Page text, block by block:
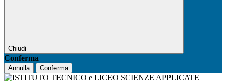
Chiudi
Conferma
Annulla Conferma